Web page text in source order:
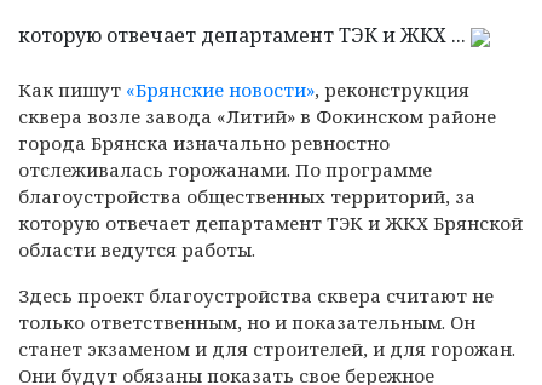
которую отвечает департамент ТЭК и ЖКХ ...
Как пишут «Брянские новости», реконструкция
сквера возле завода «Литий» в Фокинском районе
города Брянска изначально ревностно
отслеживалась горожанами. По программе
благоустройства общественных территорий, за
которую отвечает департамент ТЭК и ЖКХ Брянской
области ведутся работы.
Здесь проект благоустройства сквера считают не
только ответственным, но и показательным. Он
станет экзаменом и для строителей, и для горожан.
Они будут обязаны показать свое бережное